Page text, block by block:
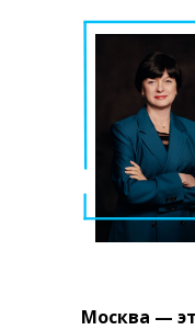
Москва —